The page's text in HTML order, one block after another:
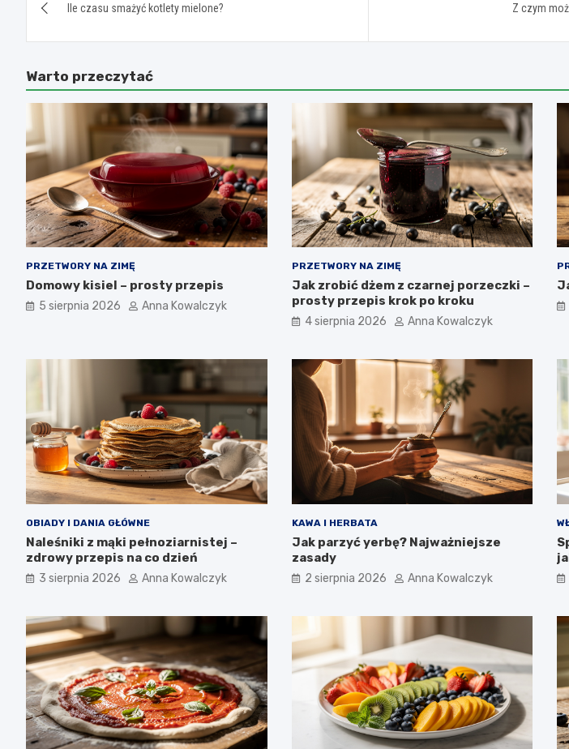
wpisuIle czasu smażyć kotlety mielone? Z czym
Warto przeczytać
PRZETWORY NA ZIMĘ
Domowy kisiel – prosty przepis
5 sierpnia 2026 Anna Kowalczyk
PRZETWORY NA ZIMĘ
Jak zrobić dżem z czarnej porzeczki –
prosty przepis krok po kroku
4 sierpnia 2026 Anna Kowalczyk
OBIADY I DANIA GŁÓWNE
Naleśniki z mąki pełnoziarnistej –
zdrowy przepis na co dzień
3 sierpnia 2026 Anna Kowalczyk
KAWA I HERBATA
Jak parzyć yerbę? Najważniejsze
zasady
2 sierpnia 2026 Anna Kowalczyk